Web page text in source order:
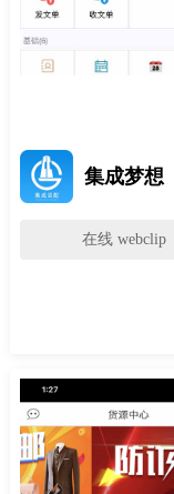
集成梦想
在线 webclip